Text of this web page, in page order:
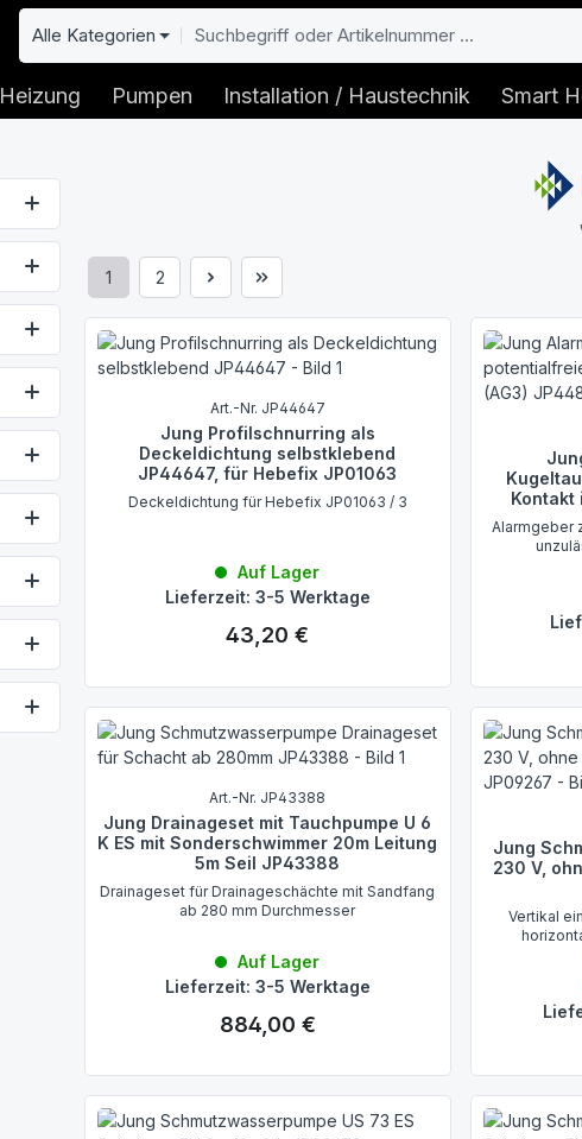
Alle Kategorien
Heizung Pumpen Installation / Haustechnik Smart
Seite
1
Seite
2
Art.-Nr. JP44647
Jung Profilschnurring als
Deckeldichtung selbstklebend
JP44647, für Hebefix JP01063
Deckeldichtung für Hebefix JP01063 / 3
Auf Lager
Lieferzeit: 3-5 Werktage
Regulärer Preis:
43,20 €
Kontakt
Alarmgeber
Art.-Nr. JP43388
Jung Drainageset mit Tauchpumpe U 6
K ES mit Sonderschwimmer 20m Leitung
5m Seil JP43388
Drainageset für Drainageschächte mit Sandfang
ab 280 mm Durchmesser
Auf Lager
Lieferzeit: 3-5 Werktage
Regulärer Preis:
884,00 €
Jung
230 V,
Vertikal